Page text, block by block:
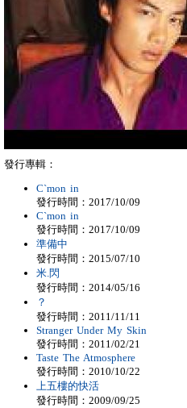
發行專輯：
C`mon in
發行時間：2017/10/09
C`mon in
發行時間：2017/10/09
準備中
發行時間：2015/07/10
米.閃
發行時間：2014/05/16
？
發行時間：2011/11/11
Stranger Under My Skin
發行時間：2011/02/21
Taste The Atmosphere
發行時間：2010/10/22
上五樓的快活
發行時間：2009/09/25